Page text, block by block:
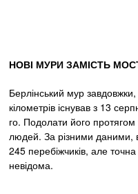
НОВІ МУРИ ЗАМІСТЬ
Берлінський мур
кілометрів існував з 13
го. Подолати його
людей. За різними даними,
245 перебіжчиків, але точна
невідома.